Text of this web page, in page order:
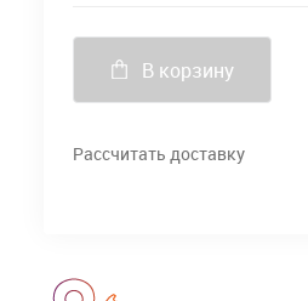
В корзину
Рассчитать доставку